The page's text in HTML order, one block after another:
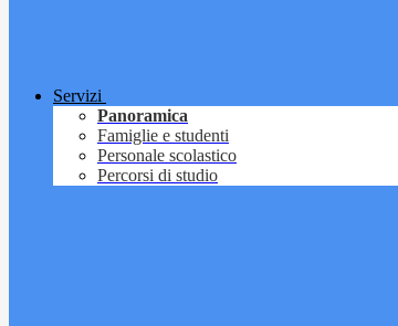
Servizi
Panoramica
Famiglie e studenti
Personale scolastico
Percorsi di studio